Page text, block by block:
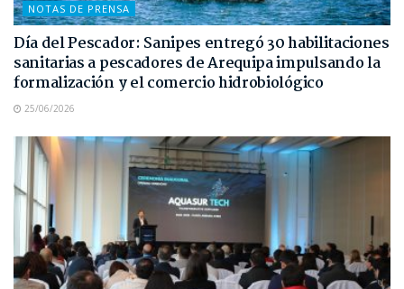
NOTAS DE PRENSA
Día del Pescador: Sanipes entregó 30 habilitaciones
sanitarias a pescadores de Arequipa impulsando la
formalización y el comercio hidrobiológico
25/06/2026